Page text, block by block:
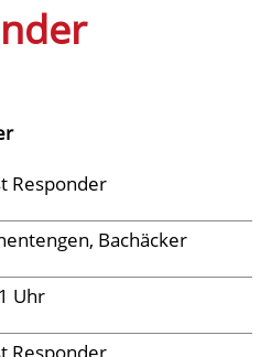
Responder
Bachäcker
Uhr